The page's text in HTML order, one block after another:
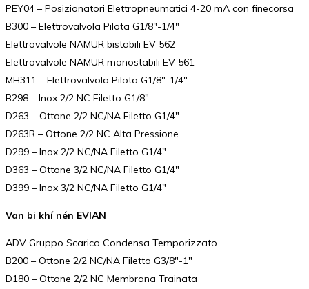
PEY04 – Posizionatori Elettropneumatici 4-20 mA con finecorsa
B300 – Elettrovalvola Pilota G1/8″-1/4″
Elettrovalvole NAMUR bistabili EV 562
Elettrovalvole NAMUR monostabili EV 561
MH311 – Elettrovalvola Pilota G1/8″-1/4″
B298 – Inox 2/2 NC Filetto G1/8″
D263 – Ottone 2/2 NC/NA Filetto G1/4″
D263R – Ottone 2/2 NC Alta Pressione
D299 – Inox 2/2 NC/NA Filetto G1/4″
D363 – Ottone 3/2 NC/NA Filetto G1/4″
D399 – Inox 3/2 NC/NA Filetto G1/4″
Van bi khí nén EVIAN
ADV Gruppo Scarico Condensa Temporizzato
B200 – Ottone 2/2 NC/NA Filetto G3/8″-1″
D180 – Ottone 2/2 NC Membrana Trainata